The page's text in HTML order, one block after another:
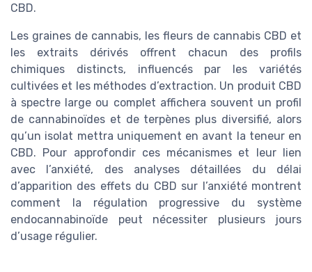
CBD.
Les graines de cannabis, les fleurs de cannabis CBD et
les extraits dérivés offrent chacun des profils
chimiques distincts, influencés par les variétés
cultivées et les méthodes d’extraction. Un produit CBD
à spectre large ou complet affichera souvent un profil
de cannabinoïdes et de terpènes plus diversifié, alors
qu’un isolat mettra uniquement en avant la teneur en
CBD. Pour approfondir ces mécanismes et leur lien
avec l’anxiété, des analyses détaillées du délai
d’apparition des effets du CBD sur l’anxiété montrent
comment la régulation progressive du système
endocannabinoïde peut nécessiter plusieurs jours
d’usage régulier.